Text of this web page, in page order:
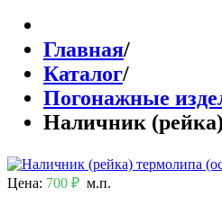
Главная/
Каталог/
Погонажные
Наличник
Цена: 700 ₽ м.п.